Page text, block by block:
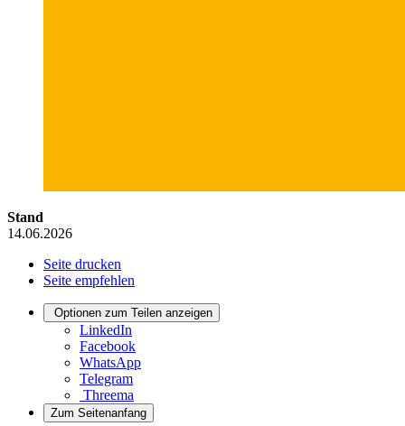
Stand
14.06.2026
Seite drucken
Seite empfehlen
Optionen zum Teilen anzeigen
LinkedIn
Facebook
WhatsApp
Telegram
Threema
Zum Seitenanfang